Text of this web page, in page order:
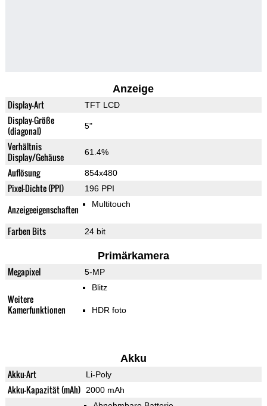
Anzeige
Display-Art TFT LCD
Display-Größe
(diagonal)
5"
Verhältnis
Display/Gehäuse
61.4%
Auflösung 854x480
Pixel-Dichte (PPI) 196 PPI
Anzeigeeigenschaften Multitouch
Farben Bits 24 bit
Primärkamera
Megapixel 5-MP
Weitere
Kamerfunktionen
Blitz
HDR foto
Akku
Akku-Art Li-Poly
Akku-Kapazität (mAh) 2000 mAh